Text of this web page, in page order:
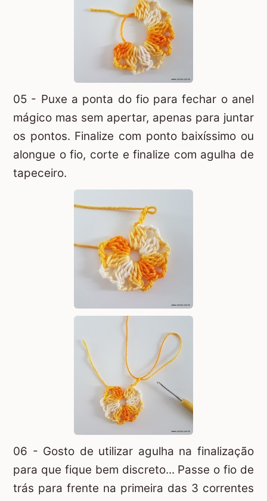
05 - Puxe a ponta do fio para fechar o anel
mágico mas sem apertar, apenas para juntar
os pontos. Finalize com ponto baixíssimo ou
alongue o fio, corte e finalize com agulha de
tapeceiro.
06 - Gosto de utilizar agulha na finalização
para que fique bem discreto... Passe o fio de
trás para frente na primeira das 3 correntes